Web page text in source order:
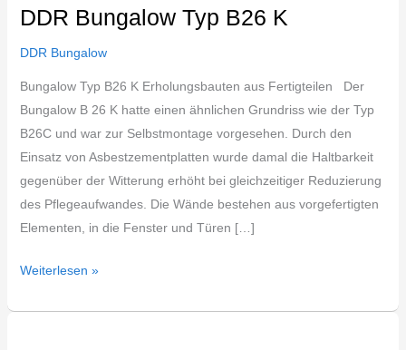
DDR Bungalow Typ B26 K
DDR Bungalow
Bungalow Typ B26 K Erholungsbauten aus Fertigteilen Der
Bungalow B 26 K hatte einen ähnlichen Grundriss wie der Typ
B26C und war zur Selbstmontage vorgesehen. Durch den
Einsatz von Asbestzementplatten wurde damal die Haltbarkeit
gegenüber der Witterung erhöht bei gleichzeitiger Reduzierung
des Pflegeaufwandes. Die Wände bestehen aus vorgefertigten
Elementen, in die Fenster und Türen […]
Weiterlesen »